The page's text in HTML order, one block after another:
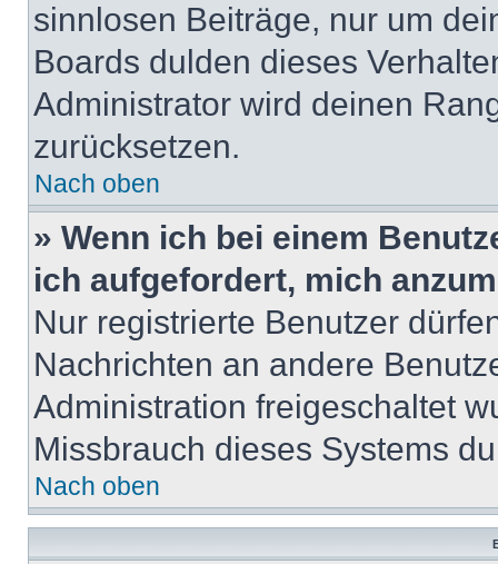
sinnlosen Beiträge, nur um
Boards dulden dieses
Administrator wird deinen
zurücksetzen.
Nach oben
» Wenn ich bei einem
ich aufgefordert, mich
Nur registrierte Benutzer
Nachrichten an andere
Administration freigeschaltet
Missbrauch dieses Systems
Nach oben